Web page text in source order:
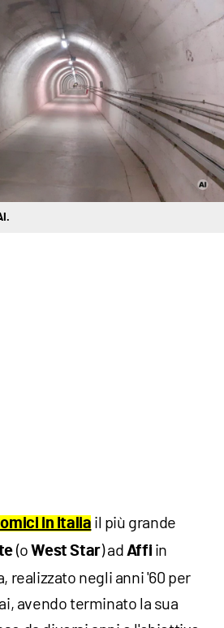
in Italia il più grande
(oWest Star) ad Affi in
realizzato negli anni '60 per
avendo terminato la sua